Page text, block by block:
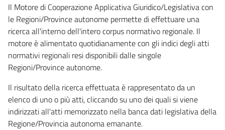
Il Motore di Cooperazione Applicativa Giuridico/Legislativa con
le Regioni/Province autonome permette di effettuare una
ricerca all'interno dell'intero corpus normativo regionale. Il
motore è alimentato quotidianamente con gli indici degli atti
normativi regionali resi disponibili dalle singole
Regioni/Province autonome.
Il risultato della ricerca effettuata è rappresentato da un
elenco di uno o più atti, cliccando su uno dei quali si viene
indirizzati all'atti memorizzato nella banca dati legislativa della
Regione/Provincia autonoma emanante.